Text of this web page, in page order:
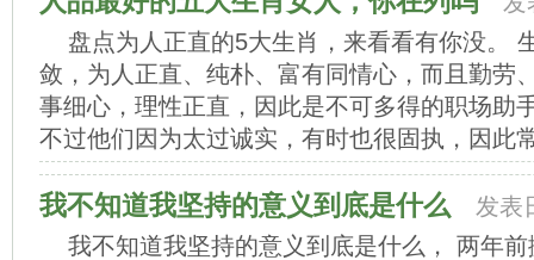
盘点为人正直的5大生肖，来看看有你没。
敛，为人正直、纯朴、富有同情心，而且勤劳
事细心，理性正直，因此是不可多得的职场助
不过他们因为太过诚实，有时也很固执，因此
我不知道我坚持的意义到底是什么
发表
我不知道我坚持的意义到底是什么， 两年